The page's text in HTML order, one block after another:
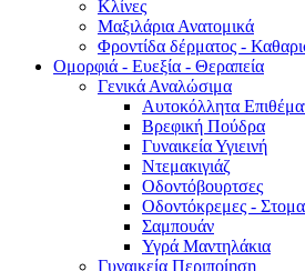
Κλίνες
Μαξιλάρια Ανατομικά
Φροντίδα δέρματος -
Ομορφιά - Ευεξία - Θεραπεία
Γενικά Αναλώσιμα
Αυτοκόλλητα
Βρεφική Πούδρα
Γυναικεία Υγιεινή
Ντεμακιγιάζ
Οδοντόβουρτσες
Οδοντόκρεμες -
Σαμπουάν
Υγρά Μαντηλάκια
Γυναικεία Περιποίηση